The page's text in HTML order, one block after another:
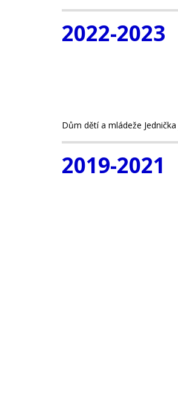
2022-2023
Dům dětí a mládeže
2019-2021